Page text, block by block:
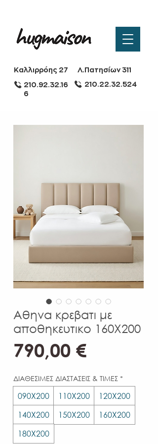
Καλλιρρόης 27
Λ.Πατησίων 311
210.92.32.16
6
210.22.32.524
Αθηνα κρεβατι με
αποθηκευτικο 160Χ200
790,00 €Τιμή
ΔΙΑΘΕΣΙΜΕΣ ΔΙΑΣΤΑΣΕΙΣ & ΤΙΜΕΣ *
090Χ200 110Χ200
120Χ200
140Χ200
150Χ200
160Χ200
180Χ200